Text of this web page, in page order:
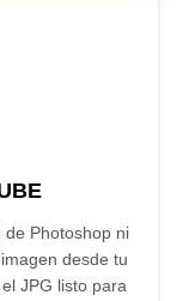
de Photoshop ni
desde tu
JPG listo para